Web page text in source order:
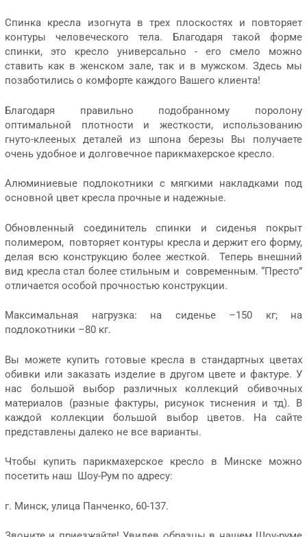
Спинка кресла изогнута в трех плоскостях и повторяет
контуры человеческого тела. Благодаря такой форме
спинки, это кресло универсально - его смело можно
ставить как в женском зале, так и в мужском. Здесь мы
позаботились о комфорте каждого Вашего клиента!
Благодаря правильно подобранному поролону
оптимальной плотности и жесткости, использованию
гнуто-клееных деталей из шпона березы Вы получаете
очень удобное и долговечное парикмахерское кресло.
Алюминиевые подлокотники с мягкими накладками под
основной цвет кресла прочные и надежные.
Обновленный соединитель спинки и сиденья покрыт
полимером, повторяет контуры кресла и держит его форму,
делая всю конструкцию более жесткой. Теперь внешний
вид кресла стал более стильным и современным. “Престо”
отличается особой прочностью конструкции.
Максимальная нагрузка: на сиденье –150 кг; на
подлокотники –80 кг.
Вы можете купить готовые кресла в стандартных цветах
обивки или заказать изделие в другом цвете и фактуре. У
нас большой выбор различных коллекций обивочных
материалов (разные фактуры, рисунок тиснения и тд). В
каждой коллекции большой выбор цветов. На сайте
представлены далеко не все варианты.
Чтобы купить парикмахерское кресло в Минске можно
посетить наш Шоу-Рум по адресу:
г. Минск, улица Панченко, 60-137.